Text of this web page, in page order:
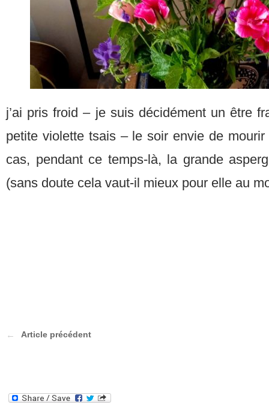
j’ai pris froid – je suis décidément un être
petite violette tsais – le soir envie de
cas, pendant ce temps-là, la grande
(sans doute cela vaut-il mieux pour elle au
Article précédent